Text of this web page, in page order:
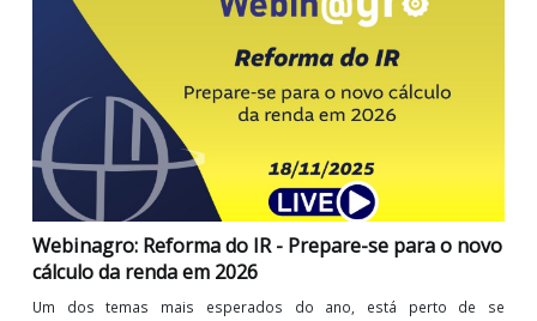
Webinagro: LC nº 224 e o novo peso tributário do
IRPJ, CSLL e Funrural
Desde a publicação da Lei Complementar nº 224, de
mercado tem reagido de diversas ...